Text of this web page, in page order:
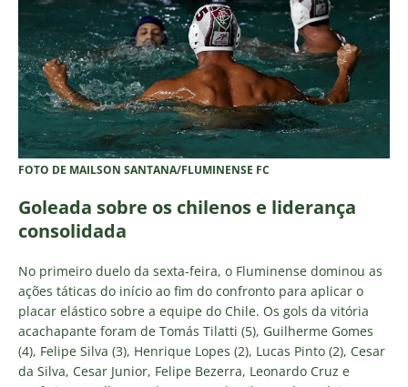
FOTO DE MAILSON SANTANA/FLUMINENSE FC
Goleada sobre os chilenos e liderança
consolidada
No primeiro duelo da sexta-feira, o Fluminense dominou as
ações táticas do início ao fim do confronto para aplicar o
placar elástico sobre a equipe do Chile. Os gols da vitória
acachapante foram de Tomás Tilatti (5), Guilherme Gomes
(4), Felipe Silva (3), Henrique Lopes (2), Lucas Pinto (2), Cesar
da Silva, Cesar Junior, Felipe Bezerra, Leonardo Cruz e